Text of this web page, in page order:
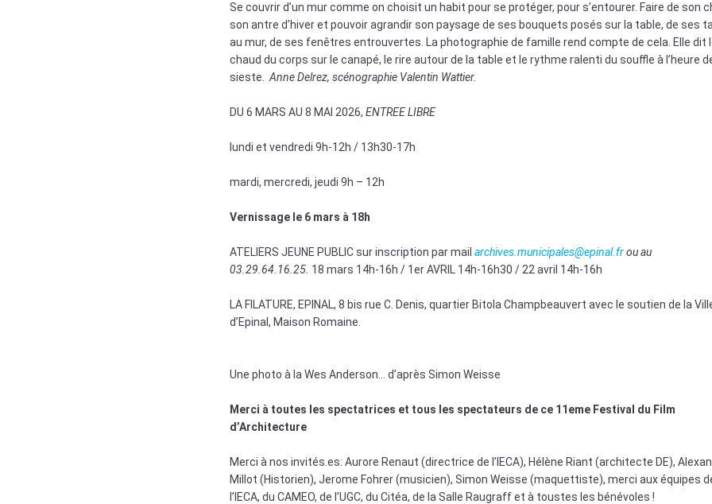
Se couvrir d’un mur comme on choisit un habit pour se protéger, pour s’entourer. Faire de son
son antre d’hiver et pouvoir agrandir son paysage de ses bouquets posés sur la table, de ses
au mur, de ses fenêtres entrouvertes. La photographie de famille rend compte de cela. Elle dit
chaud du corps sur le canapé, le rire autour de la table et le rythme ralenti du souffle à l’heure
sieste.Anne Delrez, scénographie Valentin Wattier.
DU 6 MARS AU 8 MAI 2026, ENTREE LIBRE
lundi et vendredi 9h-12h / 13h30-17h
mardi, mercredi, jeudi 9h – 12h
Vernissage le 6 mars à 18h
ATELIERS JEUNE PUBLIC sur inscription par mail archives.municipales@epinal.frou au
03.29.64.16.25. 18 mars 14h-16h / 1er AVRIL 14h-16h30 / 22 avril 14h-16h
LA FILATURE, EPINAL, 8 bis rue C. Denis, quartier Bitola Champbeauvert avec le soutien de la
d’Epinal, Maison Romaine.
Une photo à la Wes Anderson… d’après Simon Weisse
Merci à toutes les spectatrices et tous les spectateurs de ce 11eme Festival du Film
d’Architecture
Merci à nos invités.es: Aurore Renaut (directrice de l’IECA), Hélène Riant (architecte DE),
Millot (Historien), Jerome Fohrer (musicien), Simon Weisse (maquettiste), merci aux équipes
l’IECA, du CAMEO, de l’UGC, du Citéa, de la Salle Raugraff et à toustes les bénévoles !